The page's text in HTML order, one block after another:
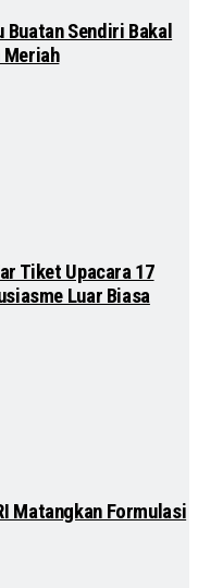
Buatan Sendiri Bakal
Meriah
Tiket Upacara 17
Luar Biasa
Matangkan Formulasi